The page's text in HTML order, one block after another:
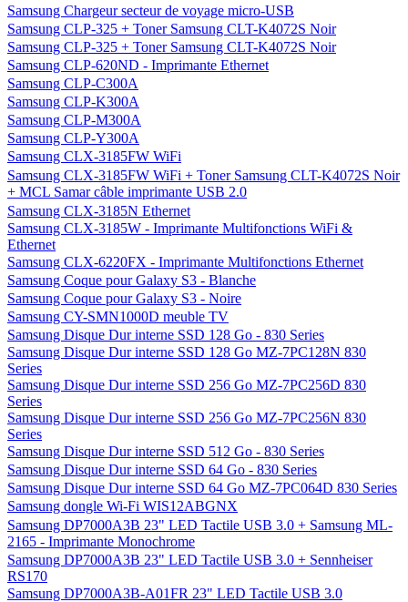
Samsung Chargeur secteur de voyage micro-USB
Samsung CLP-325 + Toner Samsung CLT-K4072S Noir
Samsung CLP-325 + Toner Samsung CLT-K4072S Noir
Samsung CLP-620ND - Imprimante Ethernet
Samsung CLP-C300A
Samsung CLP-K300A
Samsung CLP-M300A
Samsung CLP-Y300A
Samsung CLX-3185FW WiFi
Samsung CLX-3185FW WiFi + Toner Samsung CLT-K4072S Noir
+ MCL Samar câble imprimante USB 2.0
Samsung CLX-3185N Ethernet
Samsung CLX-3185W - Imprimante Multifonctions WiFi &
Ethernet
Samsung CLX-6220FX - Imprimante Multifonctions Ethernet
Samsung Coque pour Galaxy S3 - Blanche
Samsung Coque pour Galaxy S3 - Noire
Samsung CY-SMN1000D meuble TV
Samsung Disque Dur interne SSD 128 Go - 830 Series
Samsung Disque Dur interne SSD 128 Go MZ-7PC128N 830
Series
Samsung Disque Dur interne SSD 256 Go MZ-7PC256D 830
Series
Samsung Disque Dur interne SSD 256 Go MZ-7PC256N 830
Series
Samsung Disque Dur interne SSD 512 Go - 830 Series
Samsung Disque Dur interne SSD 64 Go - 830 Series
Samsung Disque Dur interne SSD 64 Go MZ-7PC064D 830 Series
Samsung dongle Wi-Fi WIS12ABGNX
Samsung DP7000A3B 23" LED Tactile USB 3.0 + Samsung ML-
2165 - Imprimante Monochrome
Samsung DP7000A3B 23" LED Tactile USB 3.0 + Sennheiser
RS170
Samsung DP7000A3B-A01FR 23" LED Tactile USB 3.0